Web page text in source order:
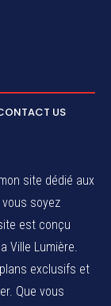
US
site dédié aux
soyez
est conçu
Ville Lumière.
exclusifs et
Que vous